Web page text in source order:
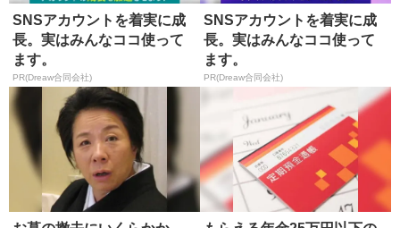
SNSアカウントを着実に成
長。実はみんなココ使って
ます。
PR(Dreaw合同会社)
SNSアカウントを着実に成
長。実はみんなココ使って
ます。
PR(Dreaw合同会社)